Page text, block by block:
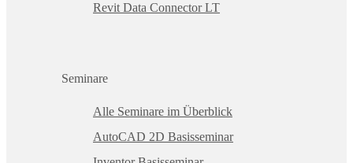
Revit Data Connector LT
Seminare
Alle Seminare im Überblick
AutoCAD 2D Basisseminar